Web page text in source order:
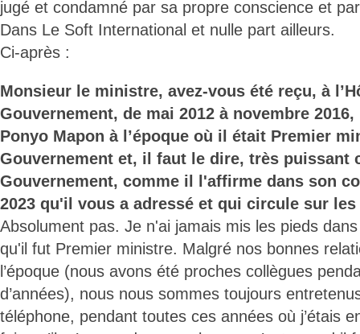
jugé et condamné par sa propre conscience et par
Dans Le Soft International et nulle part ailleurs.
Ci-après :
Monsieur le ministre, avez-vous été reçu, à
Gouvernement, de mai 2012 à novembre
Ponyo Mapon à l’époque où il était Premier
Gouvernement et, il faut le dire, très puissant
Gouvernement, comme il l'affirme dans son
2023 qu'il vous a adressé et qui circule sur
Absolument pas. Je n'ai jamais mis les pieds
qu'il fut Premier ministre. Malgré nos bonnes
l’époque (nous avons été proches collègues
d’années), nous nous sommes toujours
téléphone, pendant toutes ces années où j’étais